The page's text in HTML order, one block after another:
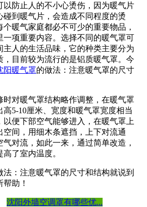
以防止人的不小心烫伤，因为暖气片
碰到暖气片，会造成不同程度的烫
暖气家庭都必不可少的重要物品，
一项重要内容。选择不同的暖气罩可
主人的生活品味，它的种类主要分为
，目前较为流行的是铝质暖气罩。今
阳暖气罩的做法：注意暖气罩的尺寸
对暖气罩结构略作调整，在暖气罩
5-10厘米、宽度和暖气罩宽度相当
以便下部空气能够进入，在暖气罩上
空间，用细木条遮挡，上下对流通
对流，如此一来，通过简单改造，
了室内温度。
法：注意暖气罩的尺寸和结构就说到
助！
沈阳外墙空调罩​有哪些优...